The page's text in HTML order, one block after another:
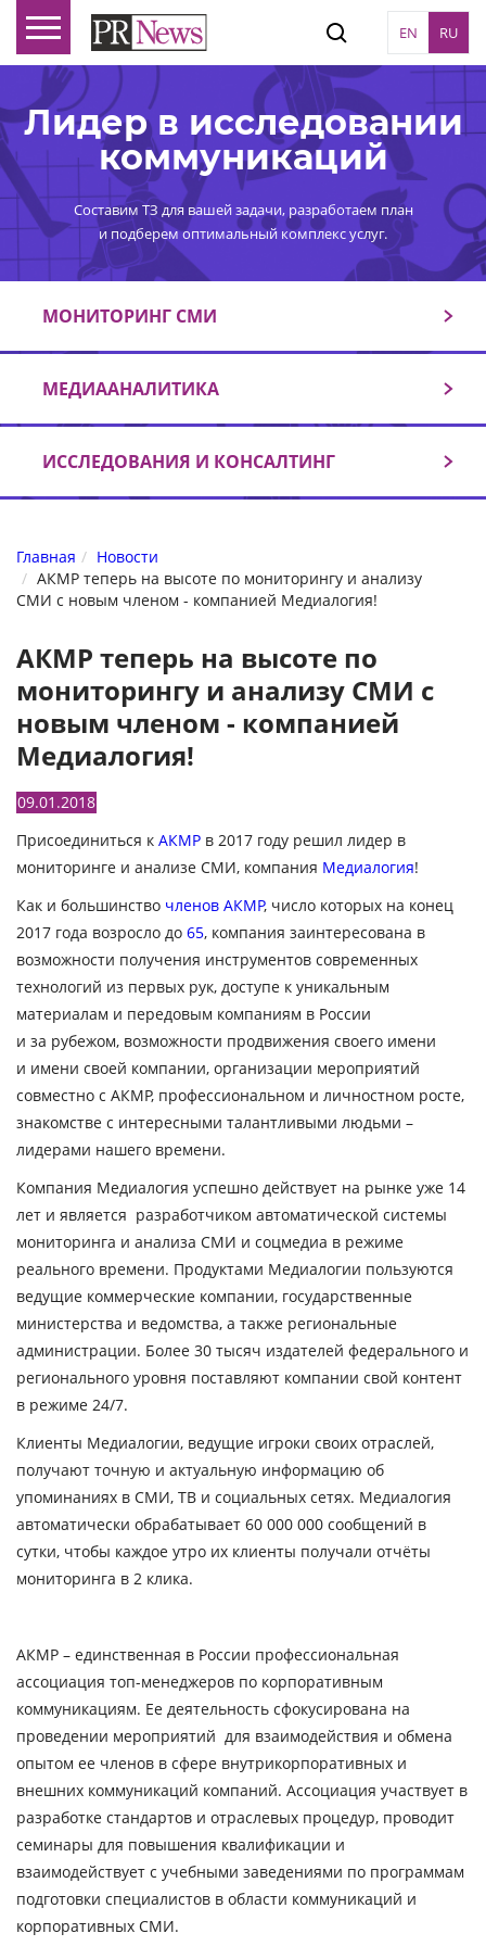
EN RU
Лидер в исследовании
коммуникаций
Составим ТЗ для вашей задачи, разработаем план
и подберем оптимальный комплекс услуг.
МОНИТОРИНГ СМИ
МЕДИААНАЛИТИКА
ИССЛЕДОВАНИЯ И КОНСАЛТИНГ
Главная
Новости
АКМР теперь на высоте по мониторингу и анализу
СМИ с новым членом - компанией Медиалогия!
АКМР теперь на высоте по
мониторингу и анализу СМИ с
новым членом - компанией
Медиалогия!
09.01.2018
Присоединиться к АКМР в 2017 году решил лидер в
мониторинге и анализе СМИ, компания Медиалогия!
Как и большинство членов АКМР, число которых на конец
2017 года возросло до 65, компания заинтересована в
возможности получения инструментов современных
технологий из первых рук, доступе к уникальным
материалам и передовым компаниям в России
и за рубежом, возможности продвижения своего имени
и имени своей компании, организации мероприятий
совместно с АКМР, профессиональном и личностном росте,
знакомстве с интересными талантливыми людьми –
лидерами нашего времени.
Компания Медиалогия успешно действует на рынке уже 14
лет и является разработчиком автоматической системы
мониторинга и анализа СМИ и соцмедиа в режиме
реального времени. Продуктами Медиалогии пользуются
ведущие коммерческие компании, государственные
министерства и ведомства, а также региональные
администрации. Более 30 тысяч издателей федерального и
регионального уровня поставляют компании свой контент
в режиме 24/7.
Клиенты Медиалогии, ведущие игроки своих отраслей,
получают точную и актуальную информацию об
упоминаниях в СМИ, ТВ и социальных сетях. Медиалогия
автоматически обрабатывает 60 000 000 сообщений в
сутки, чтобы каждое утро их клиенты получали отчёты
мониторинга в 2 клика.
АКМР – единственная в России профессиональная
ассоциация топ-менеджеров по корпоративным
коммуникациям. Ее деятельность сфокусирована на
проведении мероприятий для взаимодействия и обмена
опытом ее членов в сфере внутрикорпоративных и
внешних коммуникаций компаний. Ассоциация участвует в
разработке стандартов и отраслевых процедур, проводит
семинары для повышения квалификации и
взаимодействует с учебными заведениями по программам
подготовки специалистов в области коммуникаций и
корпоративных СМИ.